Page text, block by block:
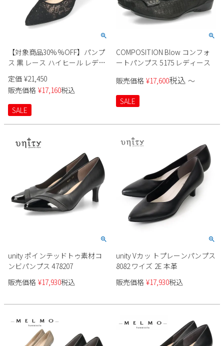
新規会員登録
プライバシーポリシー
特定商取引法に基づく表示
お問い合わせ
【対象商品30%%OFF】パンプ
ス 黒 レース ハイヒール レディ
ース 靴 ヒール ポインテッドト
ゥ メルモ 7950 ブラック 2E 8.5
センチヒール 日本製 melmo パ
定価 ¥21,450
販売価格 ¥17,160税込
SALE
COMPOSITION Blow コンフォ
ートパンプス 5175 レディース
販売価格 ¥17,600税込 〜
SALE
unity ポインテッドトゥ素材コ
ンビパンプス 478207
販売価格 ¥17,930税込
unity Vカッ トプレーンパンプス
8082 ワイズ 2E 本革
販売価格 ¥17,930税込